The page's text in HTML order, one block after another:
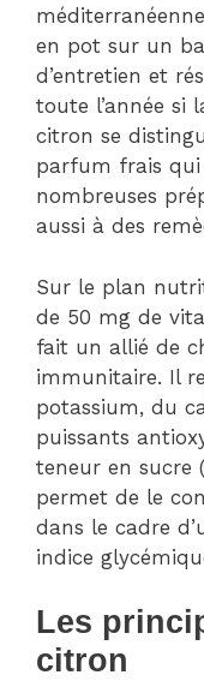
en pot sur un
d’entretien et
toute l’année si
citron se
parfum frais
nombreuses
aussi à des
Sur le plan
de 50 mg de
fait un allié de
immunitaire. Il
potassium, du
puissants
teneur en sucre
permet de le
dans le cadre
indice
Les
citron